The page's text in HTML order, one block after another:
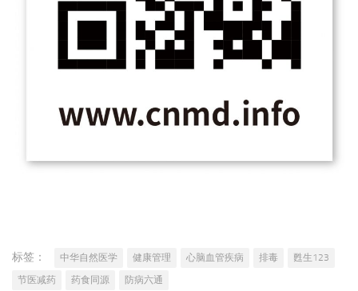
标签： 中华自然医学 健康管理 心脑血管疾病 排毒
甦生123
节医减药
药食同源 防病六通